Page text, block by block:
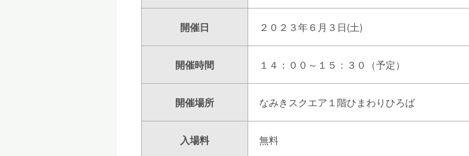
開催日 ２０２３年６月３日(土)
開催時間 １４：００～１５：３０（予定）
開催場所 なみきスクエア１階ひまわりひろば
入場料 無料